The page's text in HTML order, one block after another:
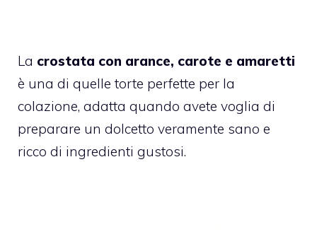
La crostata con arance, carote e amaretti
è una di quelle torte perfette per la
colazione, adatta quando avete voglia di
preparare un dolcetto veramente sano e
ricco di ingredienti gustosi.